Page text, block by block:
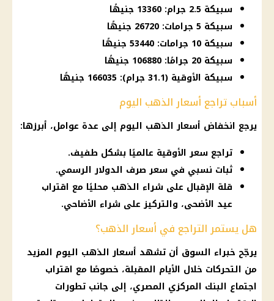
سبيكة 2.5 جرام: 13360 جنيهًا
سبيكة 5 جرامات: 26720 جنيهًا
سبيكة 10 جرامات: 53440 جنيهًا
سبيكة 20 جرامًا: 106880 جنيهًا
سبيكة الأوقية (31.1 جرام): 166035 جنيهًا
أسباب تراجع أسعار الذهب اليوم
يرجع انخفاض أسعار الذهب اليوم إلى عدة عوامل، أبرزها:
تراجع سعر الأوقية عالميًا بشكل طفيف.
ثبات نسبي في سعر صرف الدولار الرسمي.
قلة الإقبال على شراء الذهب محليًا مع اقتراب
عيد الأضحى، والتركيز على شراء الأضاحي.
هل يستمر التراجع في أسعار الذهب؟
يرجّح خبراء السوق أن تشهد أسعار الذهب اليوم المزيد
من التحركات خلال الأيام المقبلة، خصوصًا مع اقتراب
اجتماع البنك المركزي المصري، إلى جانب تطورات